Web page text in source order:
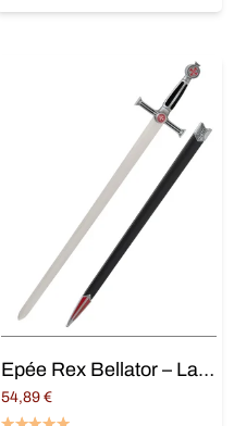
Ajouter au panier
Epée Rex Bellator – Lame du Saint Ordre
54,89 €
Ajouter au panier